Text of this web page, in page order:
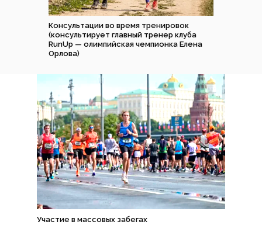
Консультации во время тренировок
(консультирует главный тренер клуба
RunUp — олимпийская чемпионка Елена
Орлова)
Участие в массовых забегах